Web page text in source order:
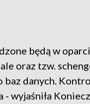
będą w
oraz tzw.
baz danych.
wyjaśniła